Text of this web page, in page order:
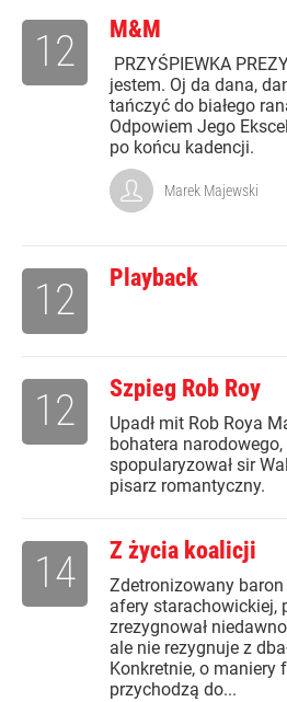
M&M
PRZYŚPIEWKA
jestem. Oj da dana,
tańczyć do białego
Odpowiem Jego
po końcu kadencji.
12
Marek Majewski
Playback
12
Szpieg Rob Roy
Upadł mit Rob Roya
bohatera
spopularyzował sir
pisarz romantyczny.
12
Z życia koalicji
Zdetronizowany
afery starachowickiej,
zrezygnował
ale nie rezygnuje z
Konkretnie, o maniery
przychodzą do...
14